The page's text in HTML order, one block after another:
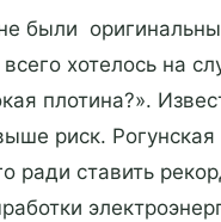
были
хотелось на
плотина?».
риск. Рогунская
ради ставить